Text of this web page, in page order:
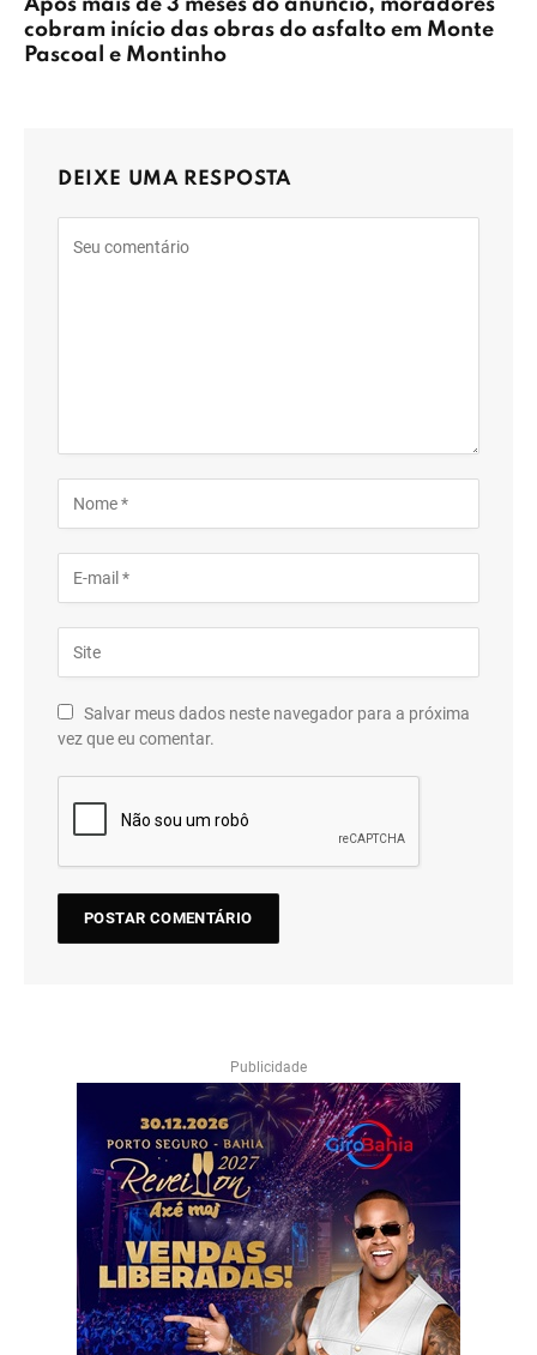
Após mais de 3 meses do anúncio, moradores
cobram início das obras do asfalto em Monte
Pascoal e Montinho
DEIXE UMA RESPOSTA
Salvar meus dados neste navegador para a próxima
vez que eu comentar.
Publicidade